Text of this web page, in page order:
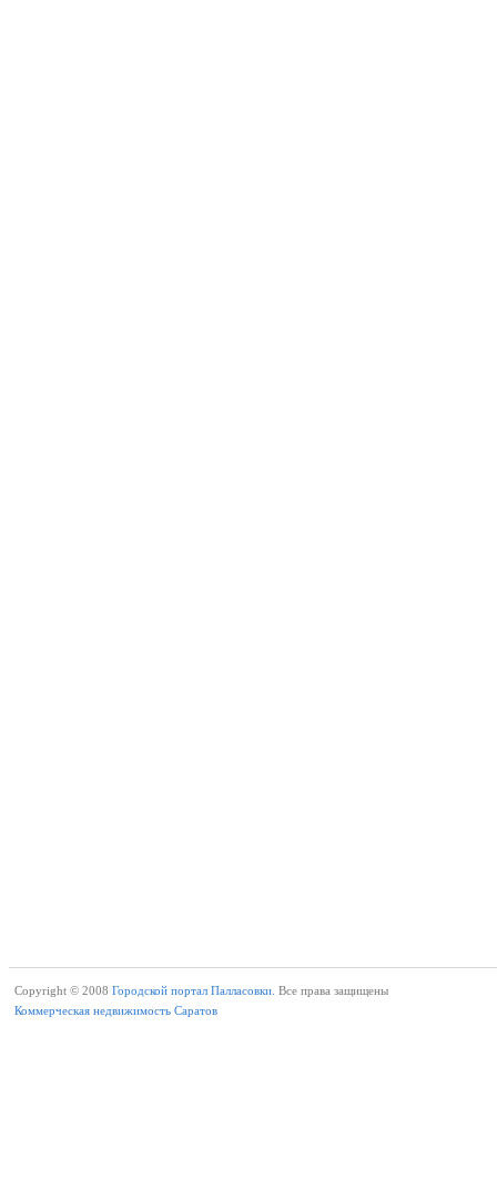
Copyright © 2008 Городской портал Палласовки. Все права защищены
Коммерческая недвижимость Саратов